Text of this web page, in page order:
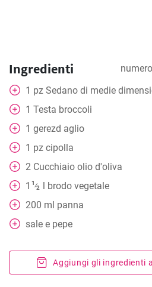
Ingredienti
1 pz Sedano di medie
1 Testa broccoli
1 gerezd aglio
1 pz cipolla
2 Cucchiaio olio d'oliva
1 1⁄2 l brodo vegetale
200 ml panna
sale e pepe
Aggiungi gli ingredienti